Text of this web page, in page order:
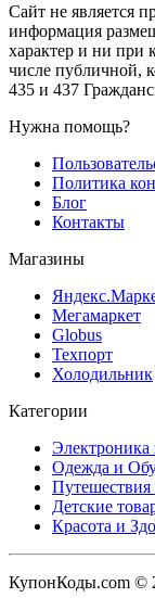
Сайт не является
информация
характер и ни при
числе публичной,
435 и 437
Нужна помощь?
Политика
Блог
Контакты
Магазины
Мегамаркет
Globus
Техпорт
Холодильник
Категории
Электроника
Одежда и
Детские
Красота и
КупонКоды.com ©